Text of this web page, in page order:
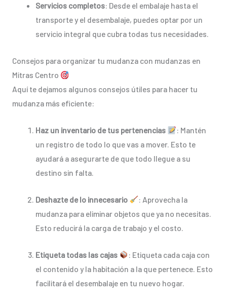
Servicios completos: Desde el embalaje hasta el
transporte y el desembalaje, puedes optar por un
servicio integral que cubra todas tus necesidades.
Consejos para organizar tu mudanza con mudanzas en
Mitras Centro
Aquí te dejamos algunos consejos útiles para hacer tu
mudanza más eficiente:
Haz un inventario de tus pertenencias
: Mantén
un registro de todo lo que vas a mover. Esto te
ayudará a asegurarte de que todo llegue a su
destino sin falta.
Deshazte de lo innecesario
: Aprovecha la
mudanza para eliminar objetos que ya no necesitas.
Esto reducirá la carga de trabajo y el costo.
Etiqueta todas las cajas
: Etiqueta cada caja con
el contenido y la habitación a la que pertenece. Esto
facilitará el desembalaje en tu nuevo hogar.